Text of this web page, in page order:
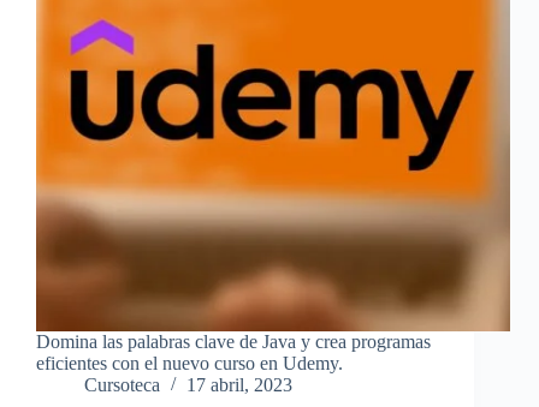
Domina las palabras clave de Java y crea programas
eficientes con el nuevo curso en Udemy.
Cursoteca
17 abril, 2023